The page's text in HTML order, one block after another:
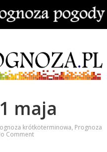
maja
krótkoterminowa, Prognoza
Comment